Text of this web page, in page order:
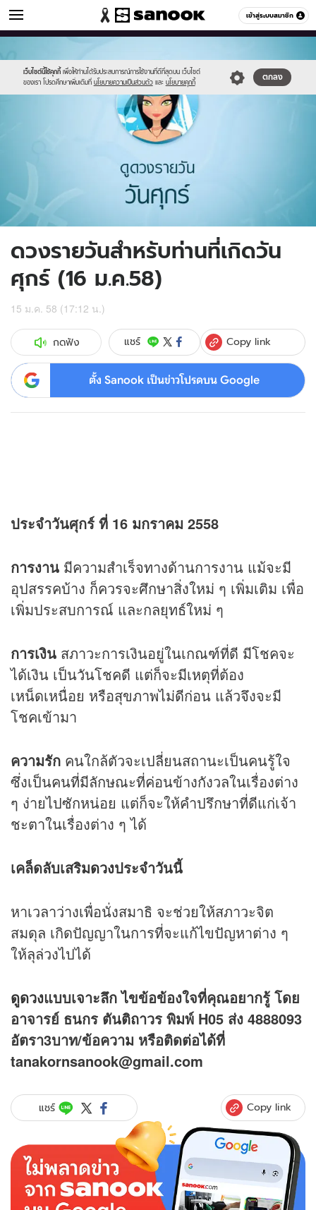
เข้าสู่ระบบสมาชิก
ดูดวง หมวดอื่นๆ
เว็บไซต์นี้ใช้คุกกี้ เพื่อให้ท่านได้รับประสบการณ์การใช้งานที่ดีที่สุดบน เว็บไซต์
ของเรา โปรดศึกษาเพิ่มเติมที่ นโยบายความเป็นส่วนตัว และ นโยบายคุกกี้
ตกลง
//s.isanook.com/sr/0/images/logo-
new-
sanook.png
//s.isanook.com/ho/0/ud/15/76649/6_fri.jpg
ดวงรายวันสำหรับท่านที่เกิดวัน
ศุกร์ (16 ม.ค.58)
15 ม.ค. 58 (17:12 น.)
กดฟัง แชร์ Copy link
ตั้ง Sanook เป็นข่าวโปรดบน Google
ประจำวันศุกร์ ที่ 16 มกราคม 2558
การงาน มีความสำเร็จทางด้านการงาน แม้จะมี
อุปสรรคบ้าง ก็ควรจะศึกษาสิ่งใหม่ ๆ เพิ่มเติม เพื่อ
เพิ่มประสบการณ์ และกลยุทธ์ใหม่ ๆ
การเงิน สภาวะการเงินอยู่ในเกณฑ์ที่ดี มีโชคจะ
ได้เงิน เป็นวันโชคดี แต่ก็จะมีเหตุที่ต้อง
เหน็ดเหนื่อย หรือสุขภาพไม่ดีก่อน แล้วจึงจะมี
โชคเข้ามา
ความรัก คนใกล้ตัวจะเปลี่ยนสถานะเป็นคนรู้ใจ
ซึ่งเป็นคนที่มีลักษณะที่ค่อนข้างกังวลในเรื่องต่าง
ๆ ง่ายไปซักหน่อย แต่ก็จะให้คำปรึกษาที่ดีแก่เจ้า
ชะตาในเรื่องต่าง ๆ ได้
เคล็ดลับเสริมดวงประจำวันนี้
หาเวลาว่างเพื่อนั่งสมาธิ จะช่วยให้สภาวะจิต
สมดุล เกิดปัญญาในการที่จะแก้ไขปัญหาต่าง ๆ
ให้ลุล่วงไปได้
ดูดวงแบบเจาะลึก ไขข้อข้องใจที่คุณอยากรู้ โดย
อาจารย์ ธนกร ตันติถาวร พิมพ์ H05 ส่ง 4888093
อัตรา3บาท/ข้อความ หรือติดต่อได้ที่
tanakornsanook@gmail.com
แชร์ Copy link